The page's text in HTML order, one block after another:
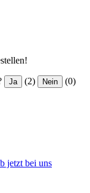
Ja (2) Nein (0)
jetzt bei uns